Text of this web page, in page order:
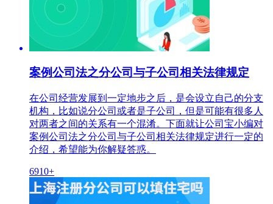
案例公司法之分公司与子公司相关法律规定
在公司经营发展到一定地步之后，是会设立自己的分支
机构，比如说分公司或者是子公司，但是可能有很多人
对两者之间的关系有一个混淆。下面就让公司宝小编对
案例公司法之分公司与子公司相关法律规定进行一定的
介绍，希望能为你解疑答惑。
6910+